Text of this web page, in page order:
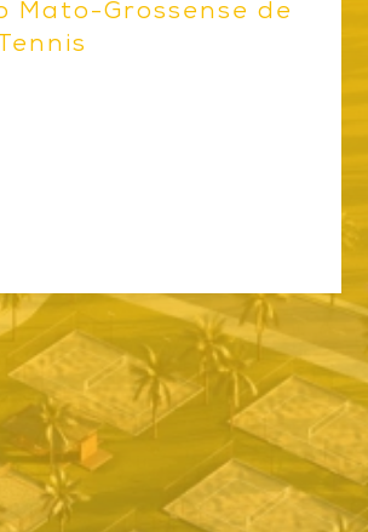
Mato-Grossense de